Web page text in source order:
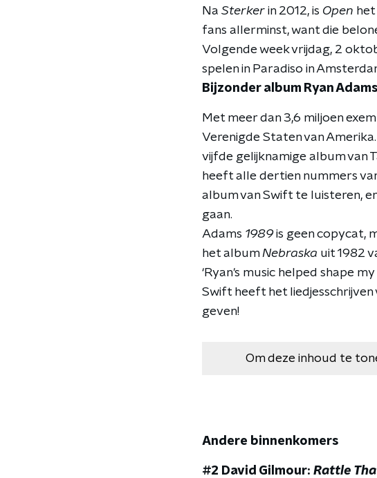
Na Sterker in 2012, is Open
fans allerminst, want die
Volgende week vrijdag, 2
spelen in Paradiso in
Bijzonder album Ryan Adams
Met meer dan 3,6 miljoen
Verenigde Staten van
vijfde gelijknamige album van
heeft alle dertien nummers
album van Swift te luisteren,
gaan.
Adams 1989is geen copycat,
het album Nebraska uit 1982
‘Ryan's music helped shape
Swift heeft het liedjesschrijven
geven!
Om deze inhoud te
Andere binnenkomers
#2 David Gilmour: Rattle